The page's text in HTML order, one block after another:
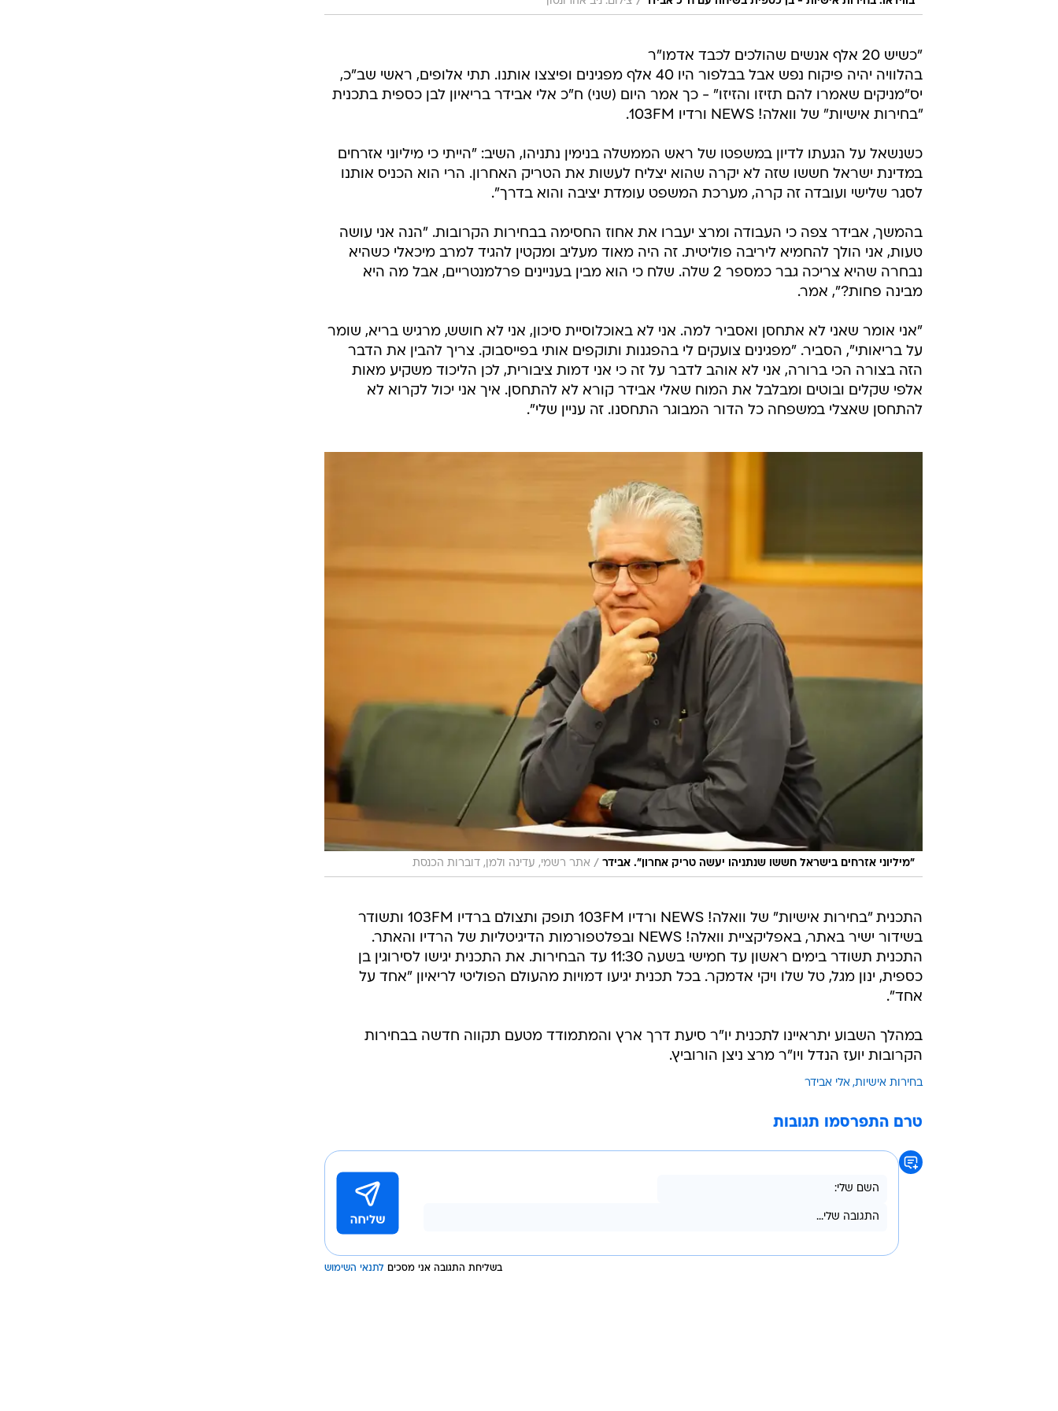
בווידאו: בחירות אישיות - בן כספית בשיחה עם ח"כ אבידר / צילום: ניב אהרונסון
בהלוויה יהיה פיקוח נפש אבל בבלפור היו 40 אלף מפגינים ופיצצו אותנו. תתי אלופים, ראשי שב"כ,
יס"מניקים שאמרו להם תזיזו והזיזו" - כך אמר היום (שני) ח"כ אלי אבידר בריאיון לבן כספית בתכנית
"בחירות אישיות" של וואלה! NEWS ורדיו 103FM.
כשנשאל על הגעתו לדיון במשפטו של ראש הממשלה בנימין נתניהו, השיב: "הייתי כי מיליוני אזרחים
במדינת ישראל חששו שזה לא יקרה שהוא יצליח לעשות את הטריק האחרון. הרי הוא הכניס אותנו
לסגר שלישי ועובדה זה קרה, מערכת המשפט עומדת יציבה והוא בדרך".
בהמשך, אבידר צפה כי העבודה ומרצ יעברו את אחוז החסימה בבחירות הקרובות. "הנה אני עושה
טעות, אני הולך להחמיא ליריבה פוליטית. זה היה מאוד מעליב ומקטין להגיד למרב מיכאלי כשהיא
"אני אומר שאני לא אתחסן ואסביר למה. אני לא באוכלוסיית סיכון, אני לא חושש, מרגיש בריא, שומר
על בריאותי", הסביר. "מפגינים צועקים לי בהפגנות ותוקפים אותי בפייסבוק. צריך להבין את הדבר
הזה בצורה הכי ברורה, אני לא אוהב לדבר על זה כי אני דמות ציבורית, לכן הליכוד משקיע מאות
אלפי שקלים ובוטים ומבלבל את המוח שאלי אבידר קורא לא להתחסן. איך אני יכול לקרוא לא
להתחסן שאצלי במשפחה כל הדור המבוגר התחסנו. זה עניין שלי".
"מיליוני אזרחים בישראל חששו שנתניהו יעשה טריק אחרון". אבידר / אתר רשמי, עדינה ולמן, דוברות הכנסת
אחד".
במהלך השבוע יתראיינו לתכנית יו"ר סיעת דרך ארץ והמתמודד מטעם תקווה חדשה בבחירות
הקרובות יועז הנדל ויו"ר מרצ ניצן הורוביץ.
בחירות אישיות